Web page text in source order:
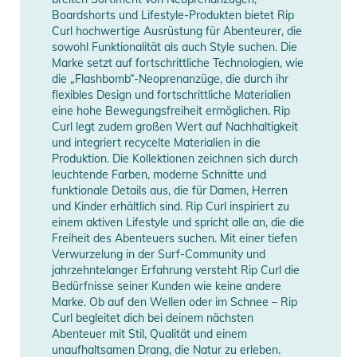
Sicherheitshinweise
Gebrauchsanweisungen, Sicherheitshinweise und Warnungen
finden Sie direkt am Produkt.
Boardshorts und Lifestyle-Produkten bietet Rip
Curl hochwertige Ausrüstung für Abenteurer, die
sowohl Funktionalität als auch Style suchen. Die
Marke setzt auf fortschrittliche Technologien, wie
die „Flashbomb“-Neoprenanzüge, die durch ihr
flexibles Design und fortschrittliche Materialien
eine hohe Bewegungsfreiheit ermöglichen. Rip
Curl legt zudem großen Wert auf Nachhaltigkeit
und integriert recycelte Materialien in die
Produktion. Die Kollektionen zeichnen sich durch
leuchtende Farben, moderne Schnitte und
funktionale Details aus, die für Damen, Herren
und Kinder erhältlich sind. Rip Curl inspiriert zu
einem aktiven Lifestyle und spricht alle an, die die
Freiheit des Abenteuers suchen. Mit einer tiefen
Verwurzelung in der Surf-Community und
jahrzehntelanger Erfahrung versteht Rip Curl die
Bedürfnisse seiner Kunden wie keine andere
Marke. Ob auf den Wellen oder im Schnee – Rip
Curl begleitet dich bei deinem nächsten
Abenteuer mit Stil, Qualität und einem
unaufhaltsamen Drang, die Natur zu erleben.